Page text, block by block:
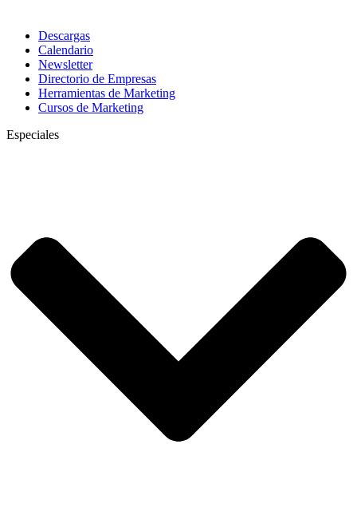
Descargas
Calendario
Newsletter
Directorio de Empresas
Herramientas de Marketing
Cursos de Marketing
Especiales